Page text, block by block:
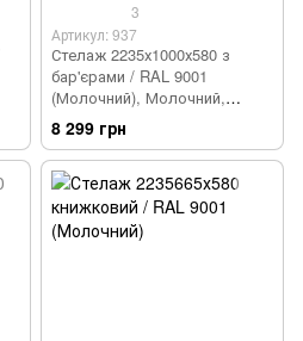
3
Артикул: 937
Стелаж 2235х1000х580 з
бар'єрами / RAL 9001
(Молочний), Молочний,
Молочний
8 299 грн